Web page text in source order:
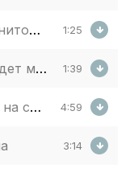
лечит 1:25
и смех 1:39
4:59
3:14